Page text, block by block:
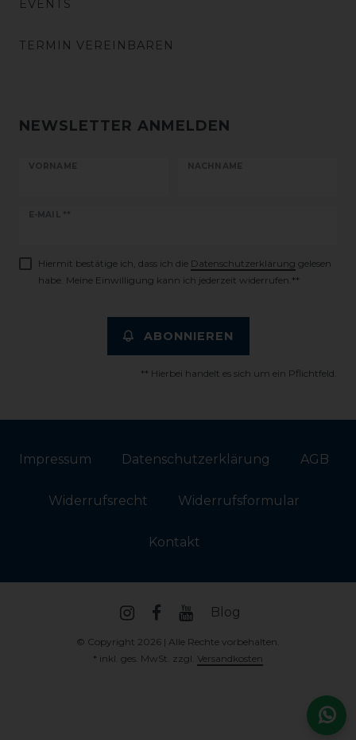
EVENTS
TERMIN VEREINBAREN
NEWSLETTER ANMELDEN
VORNAME NACHNAME
E-MAIL **
Newsletter
Hiermit bestätige ich, dass ich die Daten­schutz­erklärung gelesen
habe. Meine Einwilligung kann ich jederzeit widerrufen.**
ABONNIEREN
** Hierbei handelt es sich um ein Pflichtfeld.
Impressum Daten­schutz­erklärung AGB
Widerrufs­recht Widerrufs­formular
Kontakt
Blog
© Copyright 2026 | Alle Rechte vorbehalten.
* inkl. ges. MwSt. zzgl. Versandkosten